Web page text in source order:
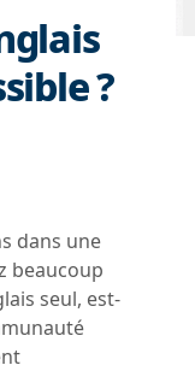
?
dans une
beaucoup
seul, est-